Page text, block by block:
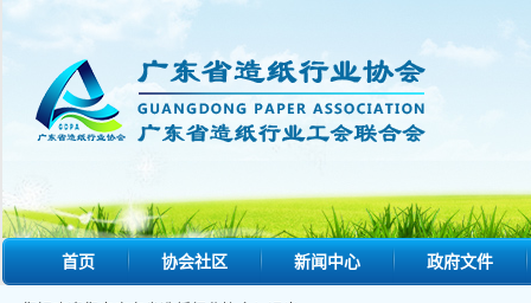
首页 协会社区 新闻中心 政府文件